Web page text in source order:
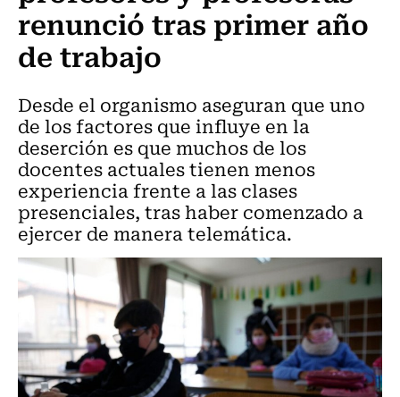
renunció tras primer año
de trabajo
Desde el organismo aseguran que uno
de los factores que influye en la
deserción es que muchos de los
docentes actuales tienen menos
experiencia frente a las clases
presenciales, tras haber comenzado a
ejercer de manera telemática.